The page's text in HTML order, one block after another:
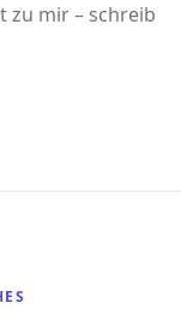
zu mir – schreib